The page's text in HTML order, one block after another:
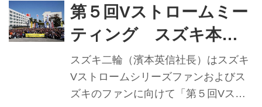
第５回Vストロームミー
ティング スズキ本社
に900台が集結
スズキ二輪（濱本英信社長）はスズキ
Vストロームシリーズファンおよびス
ズキのファンに向けて「第５回Vスト